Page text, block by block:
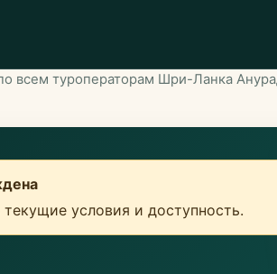
всем туроператорам Шри-Ланка
условия и доступность.